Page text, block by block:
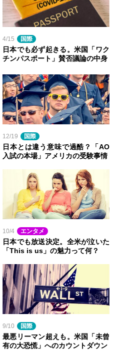
4/15 国際
日本でも必ず起きる。米国「ワク
チンパスポート」賛否議論の中身
12/19 国際
日本とは違う意味で過酷？「AO
入試の本場」アメリカの受験事情
10/4 エンタメ
日本でも放送決定。全米が泣いた
「This is us」の魅力って何？
9/10 国際
最悪リーマン超えも。米国「未曾
有の大恐慌」へのカウントダウン